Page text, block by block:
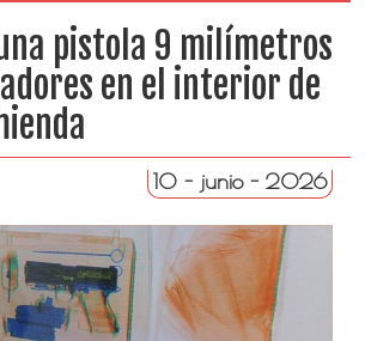
pistola 9 milímetros
en el interior de
10 - junio - 2026